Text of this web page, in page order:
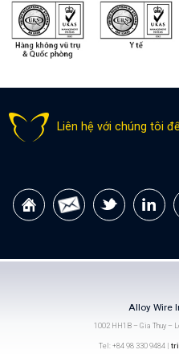
Liên hệ với chúng tôi
Alloy Wire
1002 HH1B – Gia Thuy –
Tel: +84 98 330 9484 |